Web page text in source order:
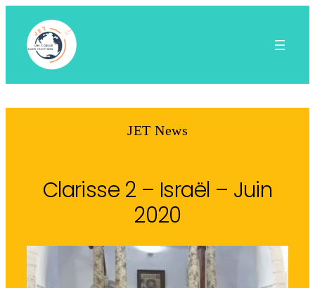
contenu
JET News
Clarisse 2 – Israël – Juin
2020